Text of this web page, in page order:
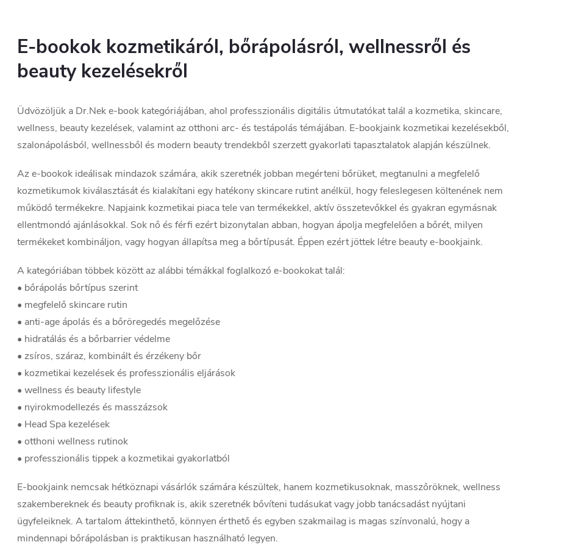
i
s
t
a
i
á
n
y
t
á
s
e
l
e
m
e
E-bookok kozmetikáról, bőrápolásról, wellnessről és
beauty kezelésekről
Üdvözöljük a Dr.Nek e-book kategóriájában, ahol professzionális digitális útmutatókat talál a kozmetika, skincare,
wellness, beauty kezelések, valamint az otthoni arc- és testápolás témájában. E-bookjaink kozmetikai kezelésekből,
szalonápolásból, wellnessből és modern beauty trendekből szerzett gyakorlati tapasztalatok alapján készülnek.
Az e-bookok ideálisak mindazok számára, akik szeretnék jobban megérteni bőrüket, megtanulni a megfelelő
kozmetikumok kiválasztását és kialakítani egy hatékony skincare rutint anélkül, hogy feleslegesen költenének nem
működő termékekre. Napjaink kozmetikai piaca tele van termékekkel, aktív összetevőkkel és gyakran egymásnak
ellentmondó ajánlásokkal. Sok nő és férfi ezért bizonytalan abban, hogyan ápolja megfelelően a bőrét, milyen
termékeket kombináljon, vagy hogyan állapítsa meg a bőrtípusát. Éppen ezért jöttek létre beauty e-bookjaink.
A kategóriában többek között az alábbi témákkal foglalkozó e-bookokat talál:
• bőrápolás bőrtípus szerint
• megfelelő skincare rutin
• anti-age ápolás és a bőröregedés megelőzése
• hidratálás és a bőrbarrier védelme
• zsíros, száraz, kombinált és érzékeny bőr
• kozmetikai kezelések és professzionális eljárások
• wellness és beauty lifestyle
• nyirokmodellezés és masszázsok
• Head Spa kezelések
• otthoni wellness rutinok
• professzionális tippek a kozmetikai gyakorlatból
E-bookjaink nemcsak hétköznapi vásárlók számára készültek, hanem kozmetikusoknak, masszőröknek, wellness
szakembereknek és beauty profiknak is, akik szeretnék bővíteni tudásukat vagy jobb tanácsadást nyújtani
ügyfeleiknek. A tartalom áttekinthető, könnyen érthető és egyben szakmailag is magas színvonalú, hogy a
mindennapi bőrápolásban is praktikusan használható legyen.